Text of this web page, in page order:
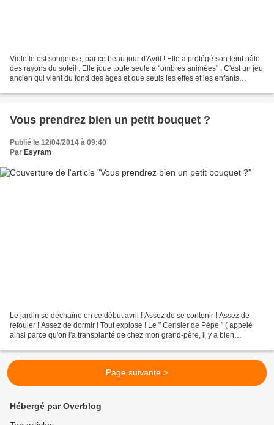
Violette est songeuse, par ce beau jour d'Avril ! Elle a protégé son teint pâle
des rayons du soleil . Elle joue toute seule à "ombres animées" . C'est un jeu
ancien qui vient du fond des âges et que seuls les elfes et les enfants
Vous prendrez bien un petit bouquet ?
Publié le 12/04/2014 à 09:40
Par Esyram
Le jardin se déchaîne en ce début avril ! Assez de se contenir ! Assez de
refouler ! Assez de dormir ! Tout explose ! Le " Cerisier de Pépé " ( appelé
ainsi parce qu'on l'a transplanté de chez mon grand-père, il y a bien
Page suivante >
Hébergé par Overblog